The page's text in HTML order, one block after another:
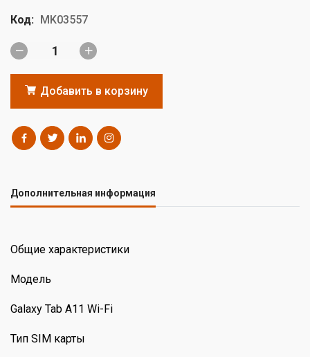
Код: MK03557
Добавить в корзину
Дополнительная информация
Общие характеристики
Модель
Galaxy Tab A11 Wi-Fi
Тип SIM карты